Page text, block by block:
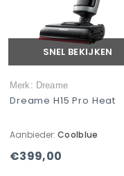
SNEL BEKIJKEN
Merk: Dreame
Dreame H15 Pro Heat
Aanbieder: Coolblue
€399,00